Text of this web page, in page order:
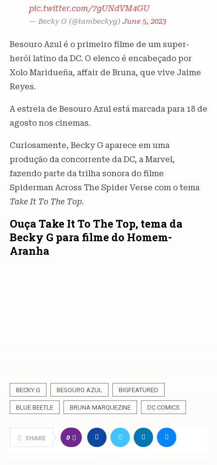
pic.twitter.com/7gUNdVM4GU
— Becky G (@iambeckyg) June 5, 2023
Besouro Azul é o primeiro filme de um super-
herói latino da DC. O elenco é encabeçado por
Xolo Maridueña, affair de Bruna, que vive Jaime
Reyes.
A estreia de Besouro Azul está marcada para 18 de
agosto nos cinemas.
Curiosamente, Becky G aparece em uma
produção da concorrente da DC, a Marvel,
fazendo parte da trilha sonora do filme
Spiderman Across The Spider Verse com o tema
Take It To The Top.
Ouça Take It To The Top, tema da
Becky G para filme do Homem-
Aranha
BECKY G BESOURO AZUL BIGFEATURED
BLUE BEETLE BRUNA MARQUEZINE DC COMICS
SHARE 0